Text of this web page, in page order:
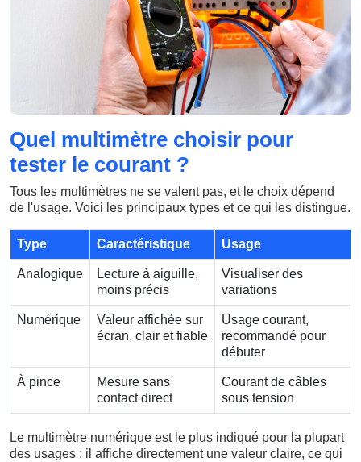
Quel multimètre choisir pour
tester le courant ?
Tous les multimètres ne se valent pas, et le choix dépend
de l'usage. Voici les principaux types et ce qui les distingue.
Type Caractéristique Usage
Analogique
Lecture à aiguille,
moins précis
Visualiser des
variations
Numérique
Valeur affichée sur
écran, clair et fiable
Usage courant,
recommandé pour
débuter
À pince
Mesure sans
contact direct
Courant de câbles
sous tension
Le multimètre numérique est le plus indiqué pour la plupart
des usages : il affiche directement une valeur claire, ce qui